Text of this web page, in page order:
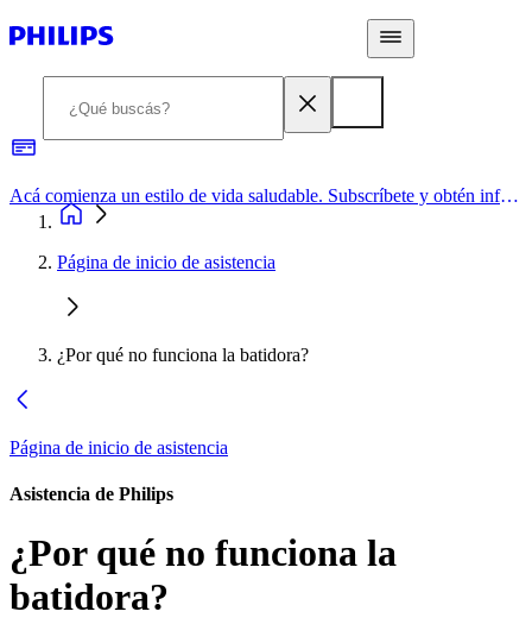
Acá comienza un estilo de vida saludable. Subscríbete y obtén información de primera mano
Página de inicio de asistencia
¿Por qué no funciona la batidora?
Página de inicio de asistencia
Asistencia de Philips
¿Por qué no funciona la
batidora?